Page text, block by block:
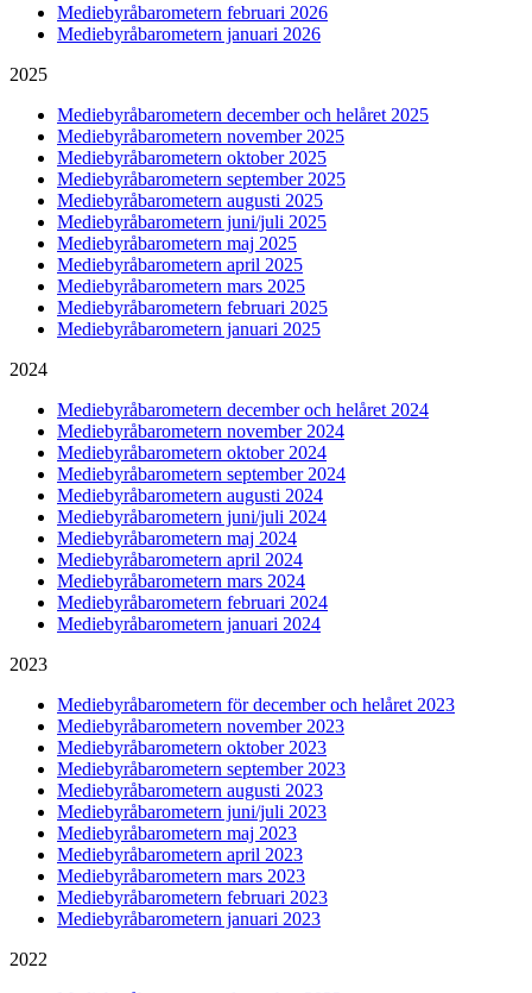
Mediebyråbarometern februari 2026
Mediebyråbarometern januari 2026
2025
Mediebyråbarometern december och helåret 2025
Mediebyråbarometern november 2025
Mediebyråbarometern oktober 2025
Mediebyråbarometern september 2025
Mediebyråbarometern augusti 2025
Mediebyråbarometern juni/juli 2025
Mediebyråbarometern maj 2025
Mediebyråbarometern april 2025
Mediebyråbarometern mars 2025
Mediebyråbarometern februari 2025
Mediebyråbarometern januari 2025
2024
Mediebyråbarometern december och helåret 2024
Mediebyråbarometern november 2024
Mediebyråbarometern oktober 2024
Mediebyråbarometern september 2024
Mediebyråbarometern augusti 2024
Mediebyråbarometern juni/juli 2024
Mediebyråbarometern maj 2024
Mediebyråbarometern april 2024
Mediebyråbarometern mars 2024
Mediebyråbarometern februari 2024
Mediebyråbarometern januari 2024
2023
Mediebyråbarometern för december och helåret 2023
Mediebyråbarometern november 2023
Mediebyråbarometern oktober 2023
Mediebyråbarometern september 2023
Mediebyråbarometern augusti 2023
Mediebyråbarometern juni/juli 2023
Mediebyråbarometern maj 2023
Mediebyråbarometern april 2023
Mediebyråbarometern mars 2023
Mediebyråbarometern februari 2023
Mediebyråbarometern januari 2023
2022